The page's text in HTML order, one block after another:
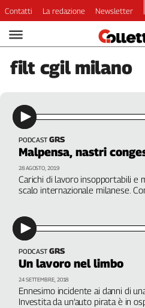
Video
Podcast
Dirette
Economia
Lavoro
Ambiente
Diritti
Welfare
Internazionale
Culture
Categorie
Filcams
Filctem
Contatti La redazione Newsletter
filt cgil milano
PODCAST GRS
Malpensa, nastri
Carichi di lavoro insopportabili e
scalo internazionale milanese.
28 AGOSTO, 2019
PODCAST GRS
Un lavoro nel limbo
Ennesimo incidente ai danni di
Investita da un’auto pirata è in
24 SETTEMBRE, 2018